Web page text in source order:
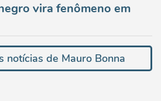
vira fenômeno em
notícias de Mauro Bonna